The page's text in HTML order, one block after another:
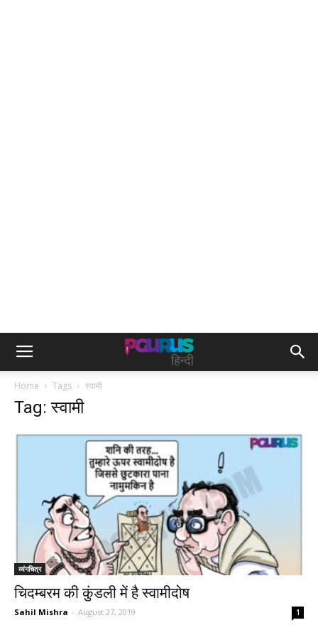
Home Tags स्वामी
Tag: स्वामी
व्यंगचित्र
चिदम्बरम की कुंडली में है स्वामीदोष
Sahil Mishra - August 27, 2019 1